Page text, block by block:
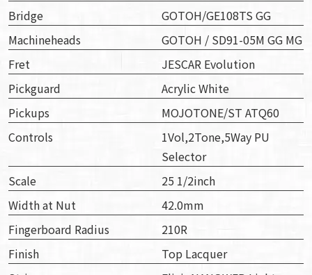
Bridge
GOTOH/GE108TS GG
Machineheads
GOTOH / SD91-05M GG MG
Fret
JESCAR Evolution
Pickguard
Acrylic White
Pickups
MOJOTONE/ST ATQ60
Controls
1Vol,2Tone,5Way PU
Selector
Scale
25 1/2inch
Width at Nut
42.0mm
Fingerboard Radius
210R
Finish
Top Lacquer